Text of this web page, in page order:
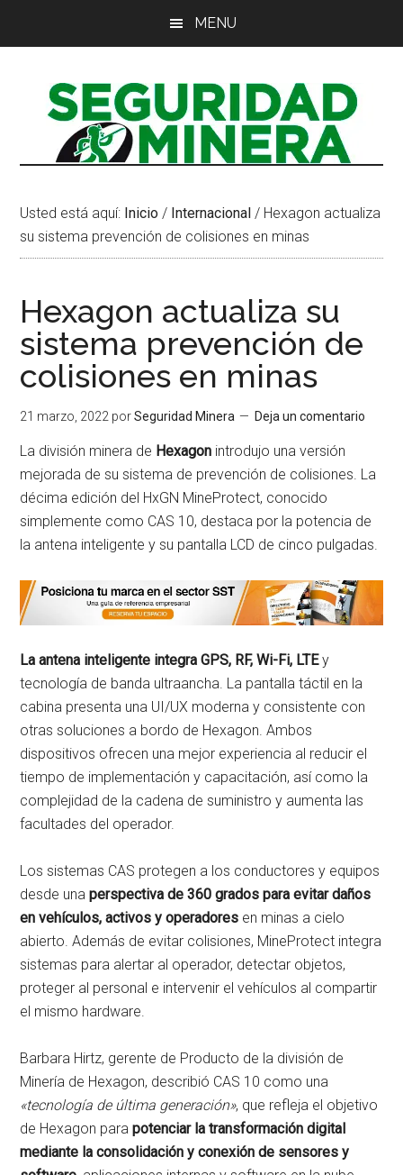
principal
MENU
Usted está aquí: Inicio / Internacional / Hexagon actualiza
su sistema prevención de colisiones en minas
Hexagon actualiza su
sistema prevención de
colisiones en minas
21 marzo, 2022 porSeguridad Minera Deja un comentario
La división minera de Hexagon introdujo una versión
mejorada de su sistema de prevención de colisiones. La
décima edición del HxGN MineProtect, conocido
simplemente como CAS 10, destaca por la potencia de
la antena inteligente y su pantalla LCD de cinco pulgadas.
La antena inteligente integra GPS, RF, Wi-Fi, LTEy
tecnología de banda ultraancha. La pantalla táctil en la
cabina presenta una UI/UX moderna y consistente con
otras soluciones a bordo de Hexagon. Ambos
dispositivos ofrecen una mejor experiencia al reducir el
tiempo de implementación y capacitación, así como la
complejidad de la cadena de suministro y aumenta las
facultades del operador.
Los sistemas CAS protegen a los conductores y equipos
desde unaperspectiva de 360 ​​grados para evitar daños
en vehículos, activos y operadores en minas a cielo
abierto. Además de evitar colisiones, MineProtect integra
sistemas para alertar al operador, detectar objetos,
proteger al personal e intervenir el vehículos al compartir
el mismo hardware.
Barbara Hirtz, gerente de Producto de la división de
Minería de Hexagon, describió CAS 10 como una
«tecnología de última generación», que refleja el objetivo
de Hexagon parapotenciar la transformación digital
mediante la consolidación y conexión de sensores y